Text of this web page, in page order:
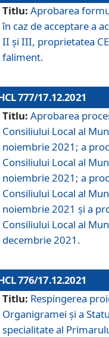
Titlu: Aprobarea
în caz de acceptare a
II și III, proprietatea
faliment.
777/17.12.2021
Titlu: Aprobarea
Consiliului Local al
noiembrie 2021; a
Consiliului Local al
noiembrie 2021; a
Consiliului Local al
noiembrie 2021 și a
Consiliului Local al
decembrie 2021.
776/17.12.2021
Titlu: Respingerea
Organigramei şi a
specialitate al